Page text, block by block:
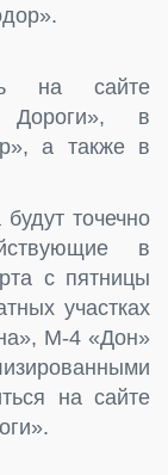
на сайте
Дороги», в
а также в
точечно
в
с пятницы
участках
М-4 «Дон»
на сайте